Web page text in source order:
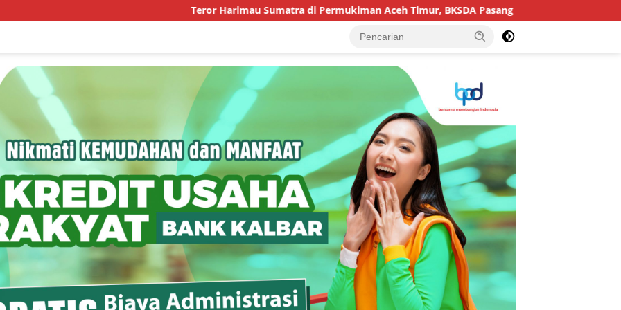
Teror Harimau Sumatra di Permukiman Aceh Timur, BKSDA Pasang Kamera dan Bagikan Mercon